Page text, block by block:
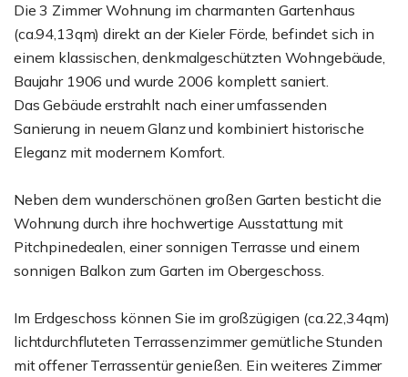
Die 3 Zimmer Wohnung im charmanten Gartenhaus
(ca.94,13qm) direkt an der Kieler Förde, befindet sich in
einem klassischen, denkmalgeschützten Wohngebäude,
Baujahr 1906 und wurde 2006 komplett saniert.
Das Gebäude erstrahlt nach einer umfassenden
Sanierung in neuem Glanz und kombiniert historische
Eleganz mit modernem Komfort.
Neben dem wunderschönen großen Garten besticht die
Wohnung durch ihre hochwertige Ausstattung mit
Pitchpinedealen, einer sonnigen Terrasse und einem
sonnigen Balkon zum Garten im Obergeschoss.
Im Erdgeschoss können Sie im großzügigen (ca.22,34qm)
lichtdurchfluteten Terrassenzimmer gemütliche Stunden
mit offener Terrassentür genießen. Ein weiteres Zimmer